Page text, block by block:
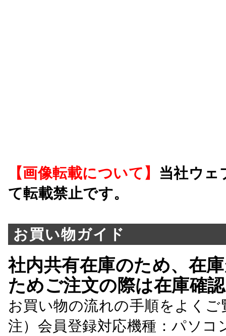
【画像転載について】 当社ウェ
て転載禁止です。
お買い物ガイド
社内共有在庫のため、在
ためご注文の際は在庫確
お買い物の流れの手順をよくご
注）会員登録対応機種：パソ